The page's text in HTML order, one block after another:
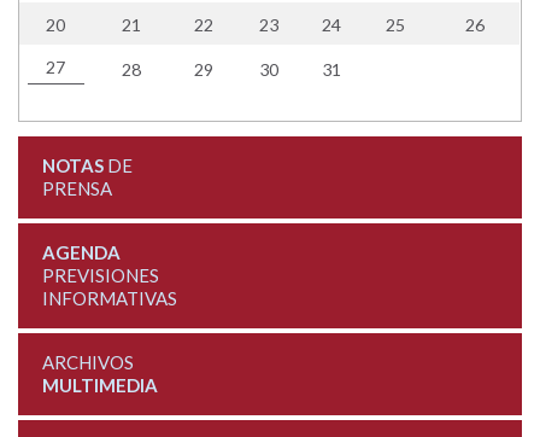
20 21 22 23 24 25 26
27 28 29 30 31
NOTASDE
PRENSA
AGENDA
PREVISIONES
INFORMATIVAS
ARCHIVOS
MULTIMEDIA